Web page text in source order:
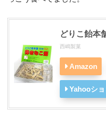
どりこ飴
西嶋製菓
Amazon
Yahooシ